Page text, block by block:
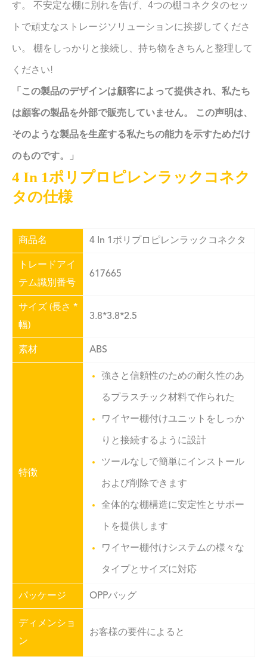
す。 不安定な棚に別れを告げ、4つの棚コネクタのセッ
トで頑丈なストレージソリューションに挨拶してくださ
い。 棚をしっかりと接続し、持ち物をきちんと整理して
ください!
「この製品のデザインは顧客によって提供され、私たち
は顧客の製品を外部で販売していません。 この声明は、
そのような製品を生産する私たちの能力を示すためだけ
のものです。」
4 In 1ポリプロピレンラックコネク
タの仕様
商品名 4 In 1ポリプロピレンラックコネクタ
トレードアイ
テム識別番号
617665
サイズ (長さ *
幅)
3.8*3.8*2.5
素材 ABS
特徴
強さと信頼性のための耐久性のあ
るプラスチック材料で作られた
ワイヤー棚付けユニットをしっか
りと接続するように設計
ツールなしで簡単にインストール
および削除できます
全体的な棚構造に安定性とサポー
トを提供します
ワイヤー棚付けシステムの様々な
タイプとサイズに対応
パッケージ OPPバッグ
ディメンショ
ン
お客様の要件によると